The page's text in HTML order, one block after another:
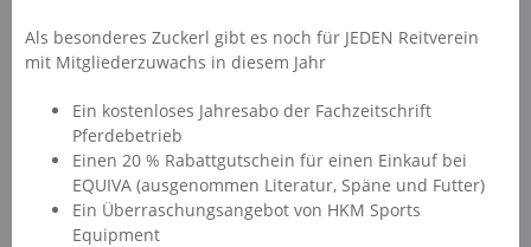
Als besonderes Zuckerl gibt es noch für JEDEN Reitverein
mit Mitgliederzuwachs in diesem Jahr
Ein kostenloses Jahresabo der Fachzeitschrift
Pferdebetrieb
Einen 20 % Rabattgutschein für einen Einkauf bei
EQUIVA (ausgenommen Literatur, Späne und Futter)
Ein Überraschungsangebot von HKM Sports
Equipment